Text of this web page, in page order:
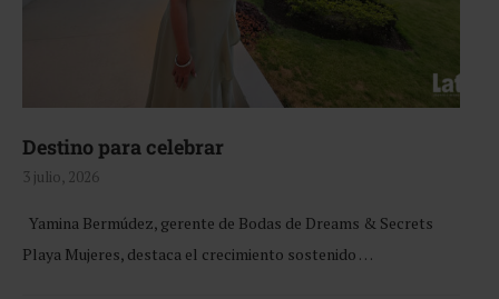
Destino para celebrar
3 julio, 2026
Yamina Bermúdez, gerente de Bodas de Dreams & Secrets
Playa Mujeres, destaca el crecimiento sostenido …